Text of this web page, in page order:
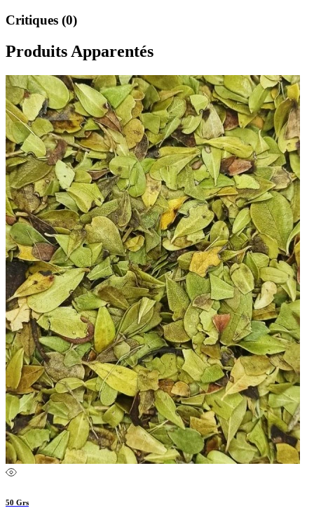
Critiques (0)
Produits Apparentés
50 Grs